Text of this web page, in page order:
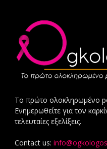
Το πρώτο ολοκληρωμένο
Ενημερωθείτε για τον
τελευταίες εξελίξεις.
Contact us: